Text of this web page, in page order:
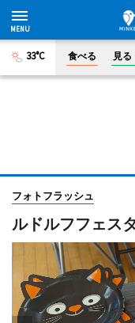
33°C 食べる 見る
フォトフラッシュ
ルドルフフェス